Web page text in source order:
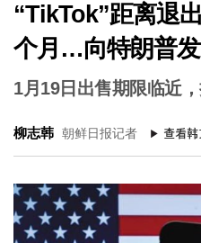
“TikTok”距离退
个月…向特朗普发
1月19日出售期限临近
柳志韩 朝鲜日报记者